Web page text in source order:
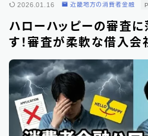
特定商取引法表記
運営者情報
あわせて読みたい
2026.01.16 近畿地方の消費者金融
ハローハッピーの審査
す！審査が柔軟な借入